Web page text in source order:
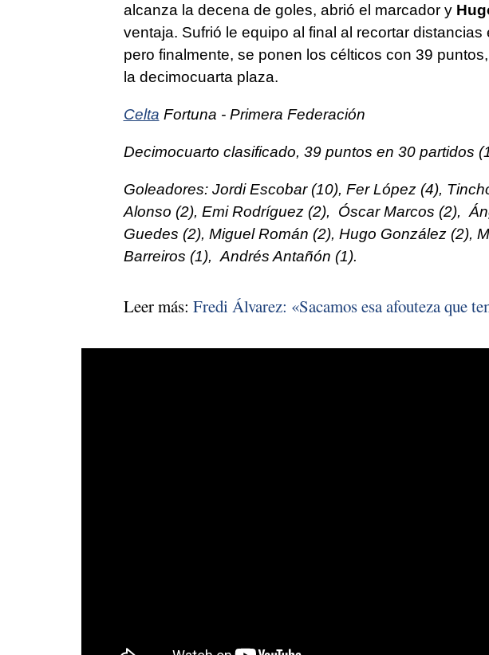
alcanza la decena de goles, abrió el marcador y
ventaja. Sufrió le equipo al final al recortar
pero finalmente, se ponen los célticos con 39
la decimocuarta plaza.
Celta Fortuna - Primera Federación
Decimocuarto clasificado, 39 puntos en 30 partidos
Goleadores: Jordi Escobar (10), Fer López (4),
Alonso (2), Emi Rodríguez (2), Óscar Marcos (2),
Guedes (2), Miguel Román (2), Hugo González (2),
Barreiros (1), Andrés Antañón (1).
Leer más: Fredi Álvarez: «Sacamos esa afouteza que